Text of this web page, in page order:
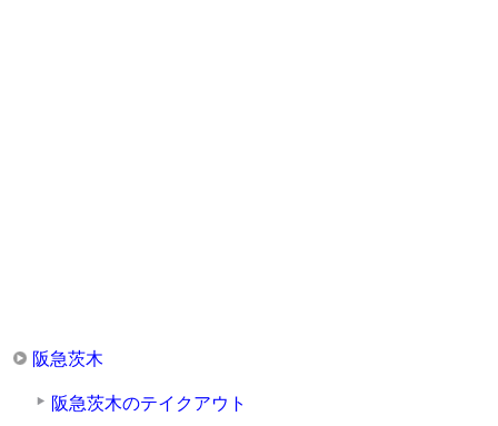
阪急茨木
阪急茨木のテイクアウト